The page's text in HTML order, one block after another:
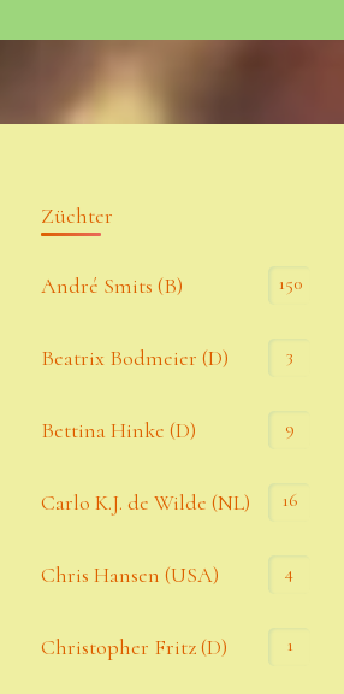
Züchter
André Smits (B) 150
Beatrix Bodmeier (D) 3
Bettina Hinke (D) 9
Carlo K.J. de Wilde (NL) 16
Chris Hansen (USA) 4
Christopher Fritz (D) 1